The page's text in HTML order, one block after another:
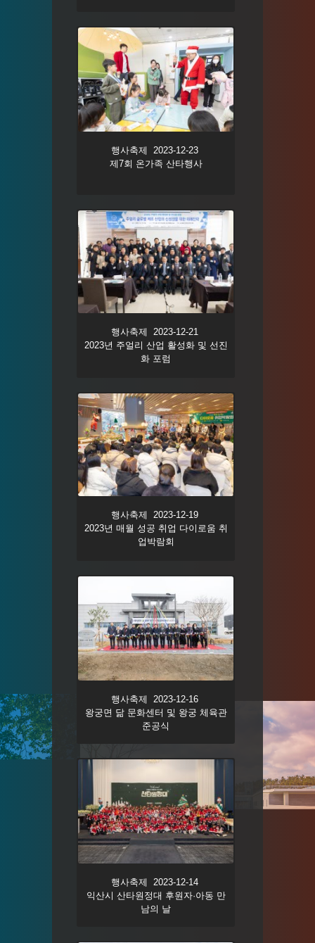
행사축제 2023-12-23
제7회 온가족 산타행사
행사축제 2023-12-21
2023년 주얼리 산업 활성화 및 선진
화 포럼
행사축제 2023-12-19
2023년 매월 성공 취업 다이로움 취
업박람회
행사축제 2023-12-16
왕궁면 닮 문화센터 및 왕궁 체육관
준공식
행사축제 2023-12-14
익산시 산타원정대 후원자·아동 만
남의 날